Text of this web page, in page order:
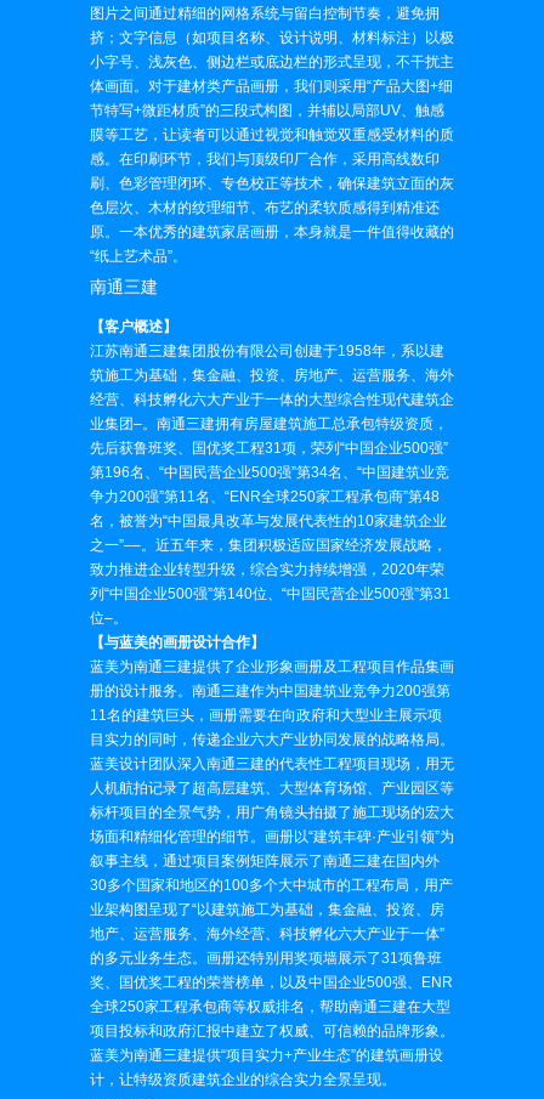
图片之间通过精细的网格系统与留白控制节奏，避免拥
挤；文字信息（如项目名称、设计说明、材料标注）以极
小字号、浅灰色、侧边栏或底边栏的形式呈现，不干扰主
体画面。对于建材类产品画册，我们则采用“产品大图+细
节特写+微距材质”的三段式构图，并辅以局部UV、触感
膜等工艺，让读者可以通过视觉和触觉双重感受材料的质
感。在印刷环节，我们与顶级印厂合作，采用高线数印
刷、色彩管理闭环、专色校正等技术，确保建筑立面的灰
色层次、木材的纹理细节、布艺的柔软质感得到精准还
原。一本优秀的建筑家居画册，本身就是一件值得收藏的
“纸上艺术品”。
南通三建
【客户概述】
江苏南通三建集团股份有限公司创建于1958年，系以建
筑施工为基础，集金融、投资、房地产、运营服务、海外
经营、科技孵化六大产业于一体的大型综合性现代建筑企
业集团–。南通三建拥有房屋建筑施工总承包特级资质，
先后获鲁班奖、国优奖工程31项，荣列“中国企业500强”
第196名、“中国民营企业500强”第34名、“中国建筑业竞
争力200强”第11名、“ENR全球250家工程承包商”第48
名，被誉为“中国最具改革与发展代表性的10家建筑企业
之一”––。近五年来，集团积极适应国家经济发展战略，
致力推进企业转型升级，综合实力持续增强，2020年荣
列“中国企业500强”第140位、“中国民营企业500强”第31
位–。
【与蓝美的画册设计合作】
蓝美为南通三建提供了企业形象画册及工程项目作品集画
册的设计服务。南通三建作为中国建筑业竞争力200强第
11名的建筑巨头，画册需要在向政府和大型业主展示项
目实力的同时，传递企业六大产业协同发展的战略格局。
蓝美设计团队深入南通三建的代表性工程项目现场，用无
人机航拍记录了超高层建筑、大型体育场馆、产业园区等
标杆项目的全景气势，用广角镜头拍摄了施工现场的宏大
场面和精细化管理的细节。画册以“建筑丰碑·产业引领”为
叙事主线，通过项目案例矩阵展示了南通三建在国内外
30多个国家和地区的100多个大中城市的工程布局，用产
业架构图呈现了“以建筑施工为基础，集金融、投资、房
地产、运营服务、海外经营、科技孵化六大产业于一体”
的多元业务生态。画册还特别用奖项墙展示了31项鲁班
奖、国优奖工程的荣誉榜单，以及中国企业500强、ENR
全球250家工程承包商等权威排名，帮助南通三建在大型
项目投标和政府汇报中建立了权威、可信赖的品牌形象。
蓝美为南通三建提供“项目实力+产业生态”的建筑画册设
计，让特级资质建筑企业的综合实力全景呈现。